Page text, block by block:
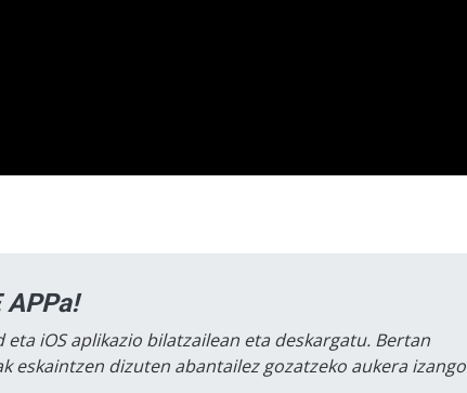
APPa!
iOS aplikazio bilatzailean eta deskargatu. Bertan
eskaintzen dizuten abantailez gozatzeko aukera izango